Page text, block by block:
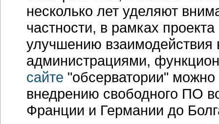
несколько лет уделяют
частности, в рамках
улучшению
администрациями,
сайте "обсерватории" можно
внедрению свободного ПО
Франции и Германии до